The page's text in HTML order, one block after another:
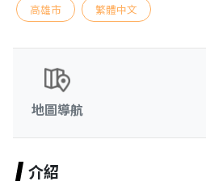
高雄市 繁體中文
地圖導航
介紹